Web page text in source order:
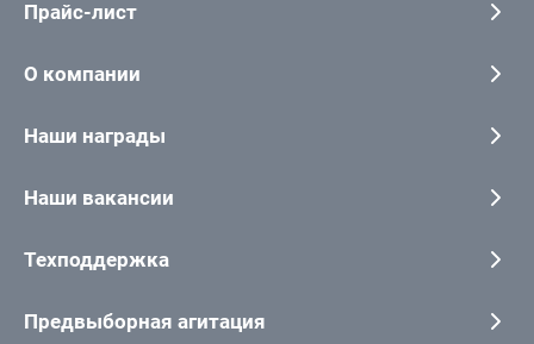
Прайс-лист
О компании
Наши награды
Наши вакансии
Техподдержка
Предвыборная агитация